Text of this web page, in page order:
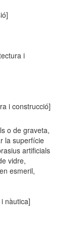
i
i construcció]
o de graveta,
la superfície
artificials
vidre,
esmeril,
nàutica]